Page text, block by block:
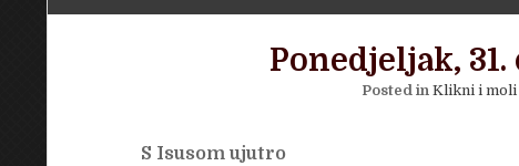
Ponedjeljak,
Posted in Klikni i
S Isusom ujutro